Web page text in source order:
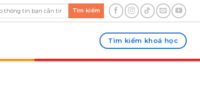
Tìm kiếm
Tìm kiếm khoá học